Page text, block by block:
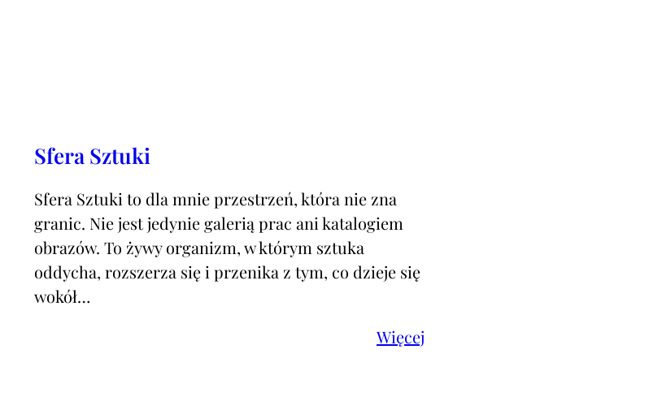
Sfera Sztuki
Sfera Sztuki to dla mnie przestrzeń, która nie zna
granic. Nie jest jedynie galerią prac ani katalogiem
obrazów. To żywy organizm, w którym sztuka
oddycha, rozszerza się i przenika z tym, co dzieje się
wokół…
Więcej